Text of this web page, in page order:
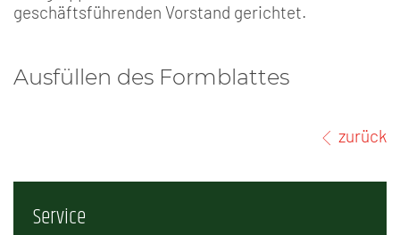
geschäftsführenden Vorstand gerichtet.
Ausfüllen des Formblattes
zurück
Service